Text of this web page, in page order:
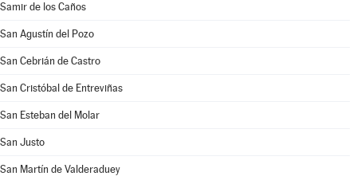
Samir de los Caños
San Agustín del Pozo
San Cebrián de Castro
San Cristóbal de Entreviñas
San Esteban del Molar
San Justo
San Martín de Valderaduey